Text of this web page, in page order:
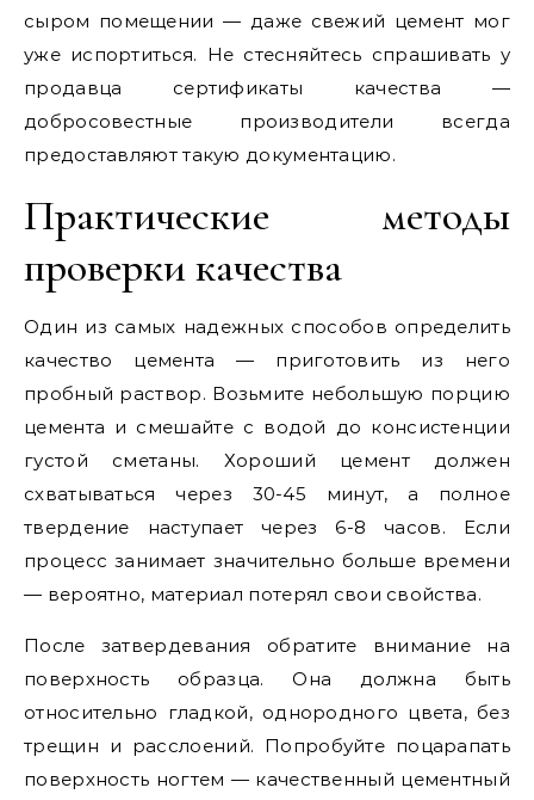
сыром помещении — даже свежий цемент мог
уже испортиться. Не стесняйтесь спрашивать у
продавца сертификаты качества —
добросовестные производители всегда
предоставляют такую документацию.
Практические методы
проверки качества
Один из самых надежных способов определить
качество цемента — приготовить из него
пробный раствор. Возьмите небольшую порцию
цемента и смешайте с водой до консистенции
густой сметаны. Хороший цемент должен
схватываться через 30-45 минут, а полное
твердение наступает через 6-8 часов. Если
процесс занимает значительно больше времени
— вероятно, материал потерял свои свойства.
После затвердевания обратите внимание на
поверхность образца. Она должна быть
относительно гладкой, однородного цвета, без
трещин и расслоений. Попробуйте поцарапать
поверхность ногтем — качественный цементный